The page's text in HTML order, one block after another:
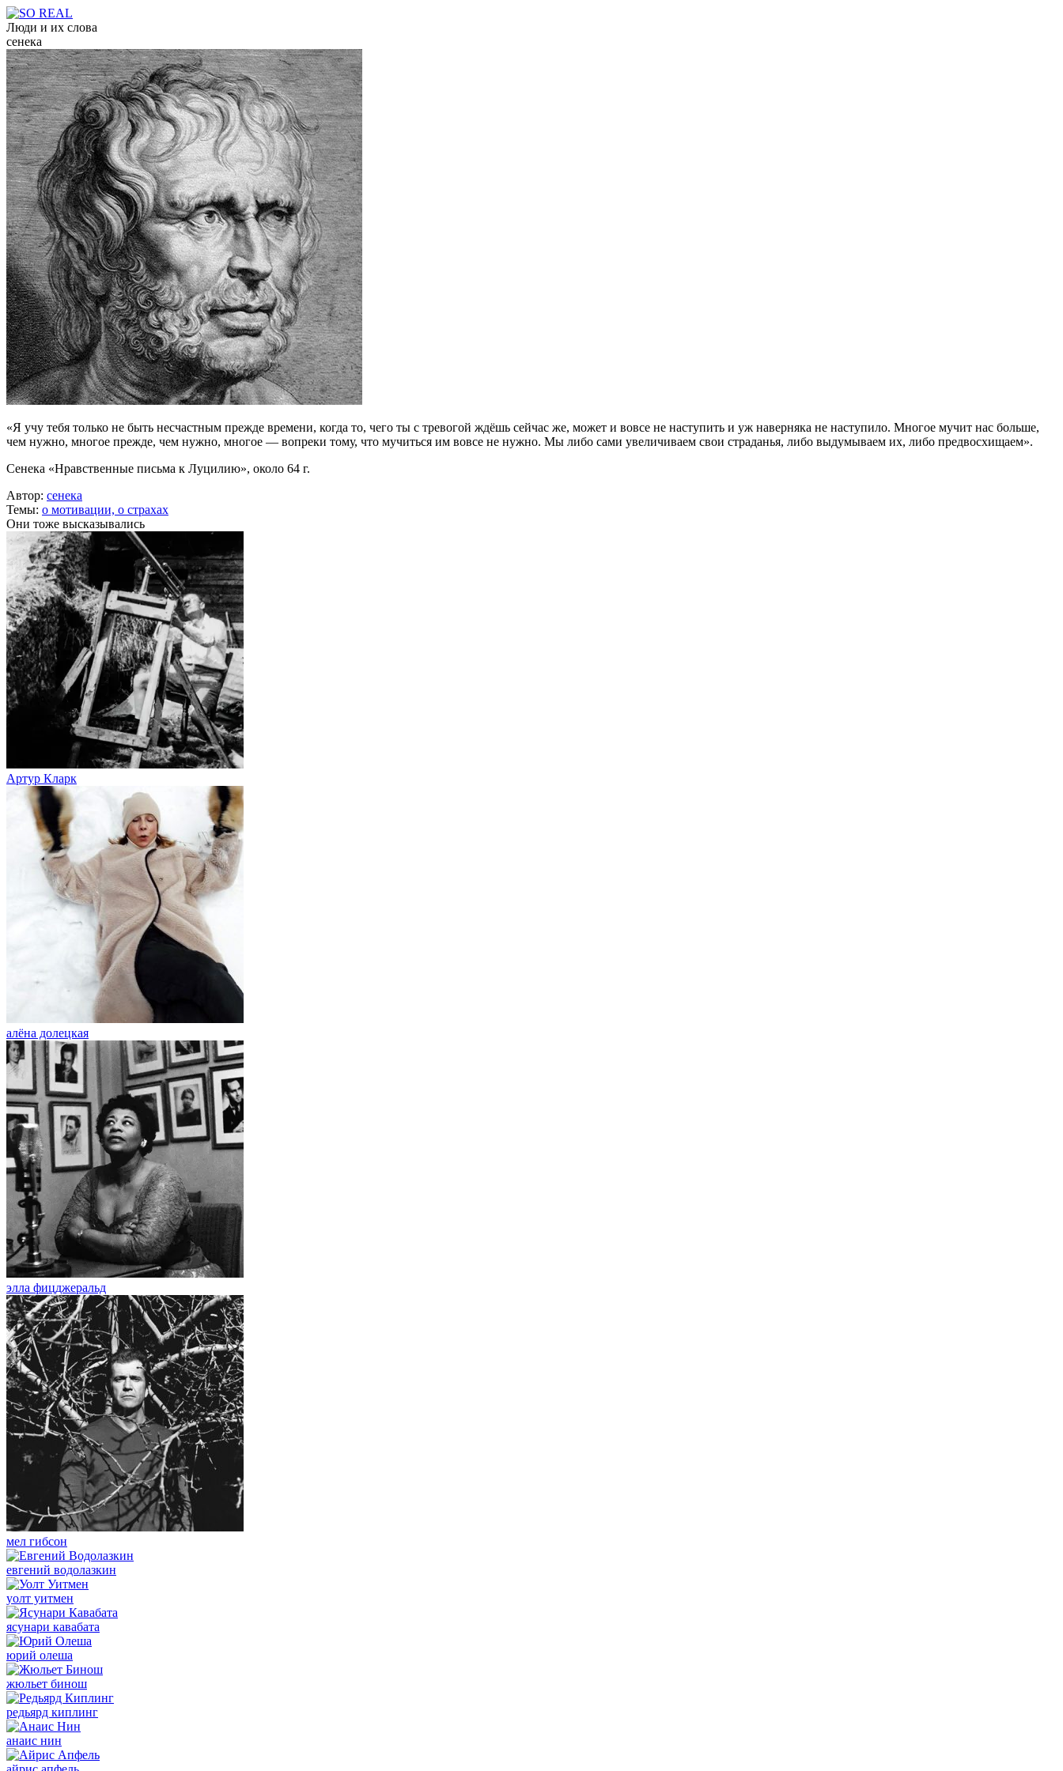
Люди и их слова
сенека
«Я учу тебя только не быть несчастным прежде времени, когда то, чего ты с тревогой ждёшь сейчас же, может и вовсе не наступить и уж наверняка не наступило. Многое мучит нас больше,
чем нужно, многое прежде, чем нужно, многое — вопреки тому, что мучиться им вовсе не нужно. Мы либо сами увеличиваем свои страданья, либо выдумываем их, либо предвосхищаем».
Сенека «Нравственные письма к Луцилию», около 64 г.
Автор: сенека
Темы: о мотивации, о страхах
Они тоже высказывались
Артур Кларк
алёна долецкая
элла фицджеральд
мел гибсон
евгений водолазкин
уолт уитмен
ясунари кавабата
юрий олеша
жюльет бинош
редьярд киплинг
анаис нин